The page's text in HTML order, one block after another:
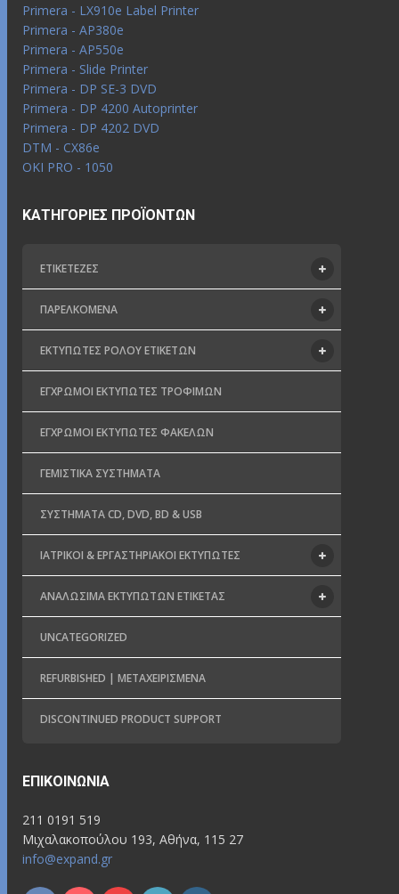
Primera - LX910e Label Printer
Primera - AP380e
Primera - AP550e
Primera - Slide Printer
Primera - DP SE-3 DVD
Primera - DP 4200 Autoprinter
Primera - DP 4202 DVD
DTM - CX86e
OKI PRO - 1050
ΚΑΤΗΓΟΡΊΕΣ ΠΡΟΪΌΝΤΩΝ
ΕΤΙΚΕΤΈΖΕΣ
ΠΑΡΕΛΚΌΜΕΝΑ
ΕΚΤΥΠΩΤΈΣ ΡΟΛΟΎ ΕΤΙΚΕΤΏΝ
ΈΓΧΡΩΜΟΙ ΕΚΤΥΠΩΤΈΣ ΤΡΟΦΊΜΩΝ
ΈΓΧΡΩΜΟΙ ΕΚΤΥΠΩΤΈΣ ΦΑΚΈΛΩΝ
ΓΕΜΙΣΤΙΚΆ ΣΥΣΤΉΜΑΤΑ
ΣΥΣΤΉΜΑΤΑ CD, DVD, BD & USB
ΙΑΤΡΙΚΟΊ & ΕΡΓΑΣΤΗΡΙΑΚΟΊ ΕΚΤΥΠΩΤΈΣ
ΑΝΑΛΏΣΙΜΑ ΕΚΤΥΠΩΤΏΝ ΕΤΙΚΈΤΑΣ
UNCATEGORIZED
REFURBISHED | ΜΕΤΑΧΕΙΡΙΣΜΈΝΑ
DISCONTINUED PRODUCT SUPPORT
ΕΠΙΚΟΙΝΩΝΊΑ
211 0191 519
Μιχαλακοπούλου 193, Αθήνα, 115 27
info@expand.gr